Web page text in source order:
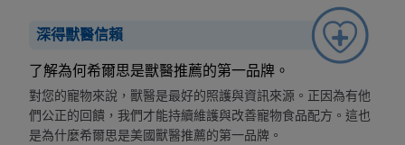
深得獸醫信賴
了解為何希爾思是獸醫推薦的第一品牌。
對您的寵物來說，獸醫是最好的照護與資訊來源。正因為有他
們公正的回饋，我們才能持續維護與改善寵物食品配方。這也
是為什麼希爾思是美國獸醫推薦的第一品牌。